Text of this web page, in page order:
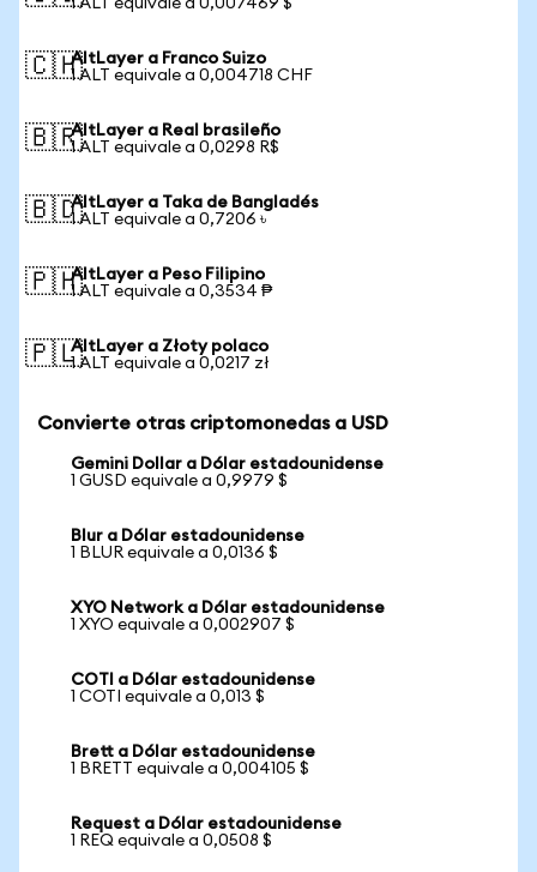
1 ALT equivale a 0,007469 $
🇨🇭AltLayer a Franco Suizo
1 ALT equivale a 0,004718 CHF
🇧🇷AltLayer a Real brasileño
1 ALT equivale a 0,0298 R$
🇧🇩AltLayer a Taka de Bangladés
1 ALT equivale a 0,7206 ৳
🇵🇭AltLayer a Peso Filipino
1 ALT equivale a 0,3534 ₱
🇵🇱AltLayer a Złoty polaco
1 ALT equivale a 0,0217 zł
Convierte otras criptomonedas a USD
Gemini Dollar a Dólar estadounidense
1 GUSD equivale a 0,9979 $
Blur a Dólar estadounidense
1 BLUR equivale a 0,0136 $
XYO Network a Dólar estadounidense
1 XYO equivale a 0,002907 $
COTI a Dólar estadounidense
1 COTI equivale a 0,013 $
Brett a Dólar estadounidense
1 BRETT equivale a 0,004105 $
Request a Dólar estadounidense
1 REQ equivale a 0,0508 $